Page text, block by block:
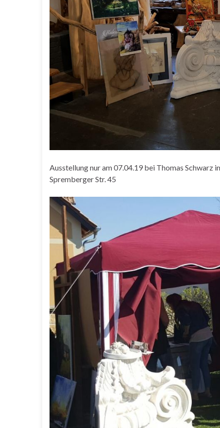
Ausstellung nur am 07.04.19 bei Thomas Schwarz
Spremberger Str. 45